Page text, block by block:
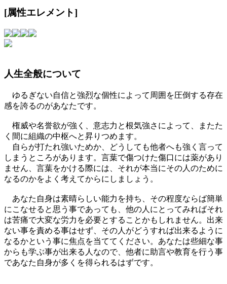
[属性エレメント]
人生全般について
ゆるぎない自信と強烈な個性によって周囲を圧倒する存在
感を誇るのがあなたです。
権威や名誉欲が強く、意志力と根気強さによって、またた
く間に組織の中枢へと昇りつめます。
自らが打たれ強いためか、どうしても他者へも強く言って
しまうところがあります。言葉で傷つけた傷口には薬があり
ません、言葉をかける際には、それが本当にその人のために
なるのかをよく考えてからにしましょう。
あなた自身は素晴らしい能力を持ち、その程度ならば簡単
にこなせると思う事であっても、他の人にとってみればそれ
は苦痛で大変な労力を必要とすることかもしれません。出来
ない事を責める事はせず、その人がどうすれば出来るように
なるかという事に焦点を当ててください。あなたは些細な事
からも学ぶ事が出来る人なので、他者に助言や教育を行う事
であなた自身が多くを得られるはずです。